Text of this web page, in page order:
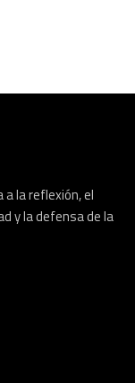
a la reflexión, el
y la defensa de la